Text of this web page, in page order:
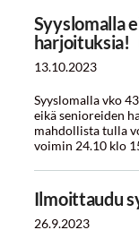
Syyslomalla
harjoituksia!
13.10.2023
Syyslomalla vko
eikä senioreiden
mahdollista tulla
voimin 24.10 klo
Ilmoittaudu
26.9.2023